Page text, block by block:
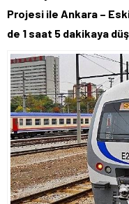
Projesi ile Ankara –
de 1 saat 5 dakikaya